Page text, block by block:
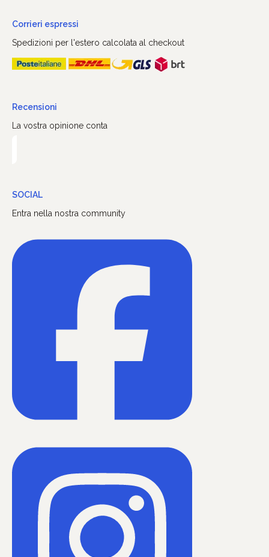
Corrieri espressi
Spedizioni per l'estero calcolata al checkout
Recensioni
La vostra opinione conta
SOCIAL
Entra nella nostra community